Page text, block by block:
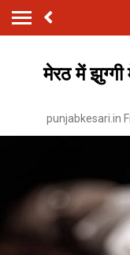
मेरठ में
punjabkesari.in